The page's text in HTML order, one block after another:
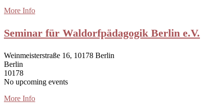
More Info
Seminar für Waldorfpädagogik Berlin e.V.
Weinmeisterstraße 16, 10178 Berlin
Berlin
10178
No upcoming events
More Info